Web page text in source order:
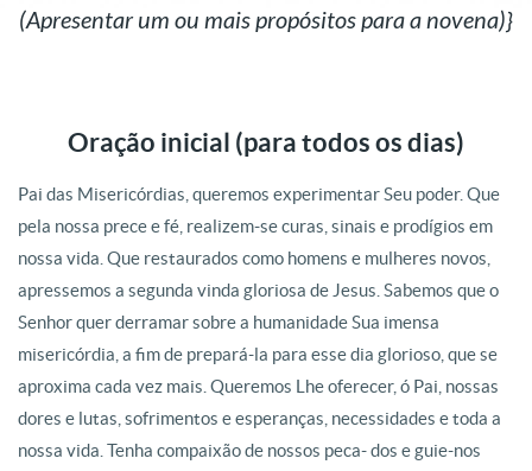
(Apresentar um ou mais propósitos para a novena)}
Oração inicial (para todos os dias)
Pai das Misericórdias, queremos experimentar Seu poder. Que
pela nossa prece e fé, realizem-se curas, sinais e prodígios em
nossa vida. Que restaurados como homens e mulheres novos,
apressemos a segunda vinda gloriosa de Jesus. Sabemos que o
Senhor quer derramar sobre a humanidade Sua imensa
misericórdia, a fim de prepará-la para esse dia glorioso, que se
aproxima cada vez mais. Queremos Lhe oferecer, ó Pai, nossas
dores e lutas, sofrimentos e esperanças, necessidades e toda a
nossa vida. Tenha compaixão de nossos peca- dos e guie-nos